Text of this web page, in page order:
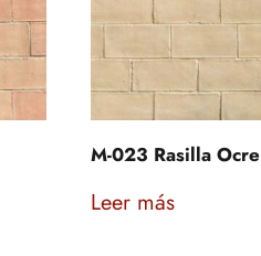
M-023 Rasilla Ocre
Leer más